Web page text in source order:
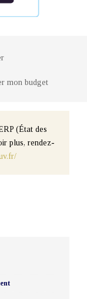
mon budget
(État des
plus, rendez-